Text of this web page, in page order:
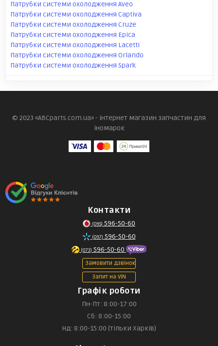
Патрубки системи охолодження Aveo
Патрубки системи охолодження Captiva
Патрубки системи охолодження Cruze
Патрубки системи охолодження Epica
Патрубки системи охолодження Lacetti
Патрубки системи охолодження Orlando
Патрубки системи охолодження Spark
© 2023 «ABCparts.com.ua» - інтернет магазин запчастин для
іномарок
Контакти
(095) 596-50-60
(097) 596-50-60
(073) 596-50-60
Замовити дзвінок
Запит на VIN
Графік роботи
Пн-Пт: 8:00-17:00
Сб: 8:00-15:00
Нд: 8:00-15:00 (тільки Харків)